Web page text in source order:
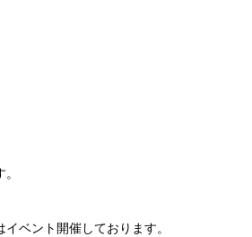
ベント開催しております。